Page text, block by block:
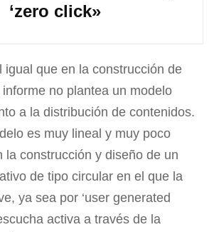
‘zero click»
igual que en la construcción de
no plantea un modelo
a la distribución de contenidos.
es muy lineal y muy poco
la construcción y diseño de un
de tipo circular en el que la
ya sea por ‘user generated
activa a través de la